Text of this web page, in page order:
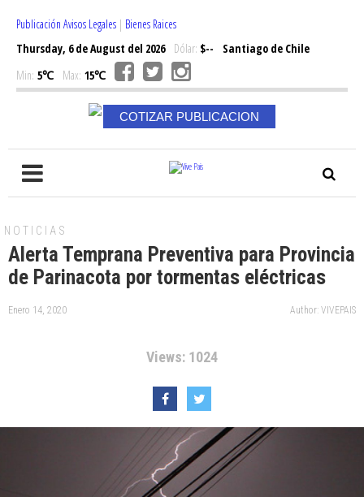
Publicación Avisos Legales | Bienes Raices
Thursday, 6 de August del 2026Dólar: $--
Santiago de Chile
Min: 5℃ Max: 15℃
COTIZAR PUBLICACION
NOTICIAS
Alerta Temprana Preventiva para Provincia
de Parinacota por tormentas eléctricas
Enero 14, 2020 Author: VIVEPAIS
Views: 1024